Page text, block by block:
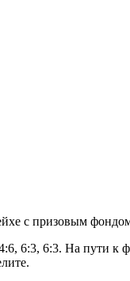
с призовым
6:3, 6:3. На пути